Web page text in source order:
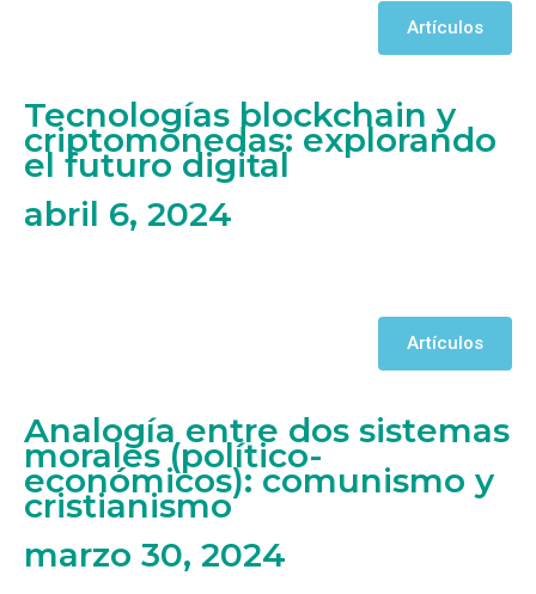
Artículos
Tecnologías blockchain y
criptomonedas: explorando
el futuro digital
abril 6, 2024
Artículos
Analogía entre dos sistemas
morales (político-
económicos): comunismo y
cristianismo
marzo 30, 2024